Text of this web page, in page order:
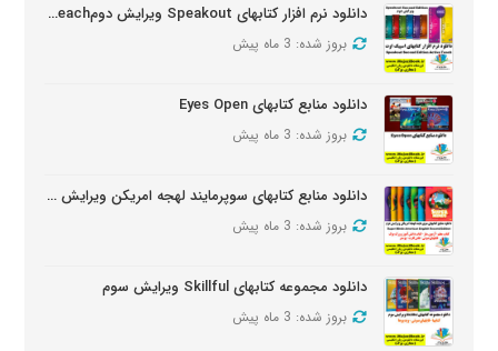
دانلود نرم افزار کتابهای Speakout ویرایش دومSpeakout Active Teach
بروز شده: 3 ماه پیش
دانلود منابع کتابهای Eyes Open
بروز شده: 3 ماه پیش
دانلود منابع کتابهای سوپرمایند لهجه امریکن ویرایش دومSuper Minds American Second Edition
بروز شده: 3 ماه پیش
دانلود مجموعه کتابهای Skillful ویرایش سوم
بروز شده: 3 ماه پیش